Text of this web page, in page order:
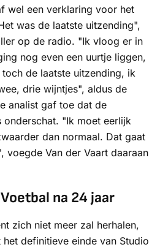
wel een verklaring voor het
was de laatste uitzending",
op de radio. "Ik vloog er in
nog even een uurtje liggen,
de laatste uitzending, ik
drie wijntjes", aldus de
analist gaf toe dat de
onderschat. "Ik moet eerlijk
dan normaal. Dat gaat
voegde Van der Vaart daaraan
na 24 jaar
zich niet meer zal herhalen,
definitieve einde van Studio